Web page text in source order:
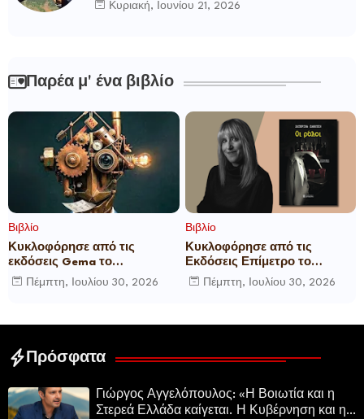
Κυριακή, Ιουνίου 21, 2026
Παρέα μ' ένα βιβλίο
Βιβλίο
Κυκλοφόρησε από τις
εκδόσεις Gema το
μυθιστόρημα του γνωστού
δημοσιογράφου Γεώργιου Θ.
Πέμπτη, Ιουλίου 30, 2026
Βιβλίο
Κυκλοφόρησε από τις
Εκδόσεις Επίμετρο το
αστυνομικό μυθιστόρημα της
Κατερίνας Πανούση Οι ρόλοι
Πέμπτη, Ιουλίου 30, 2026
Πρόσφατα
Γιώργος Αγγελόπουλος: «Η Βοιωτία και η
Στερεά Ελλάδα καίγεται. Η Κυβέρνηση και η